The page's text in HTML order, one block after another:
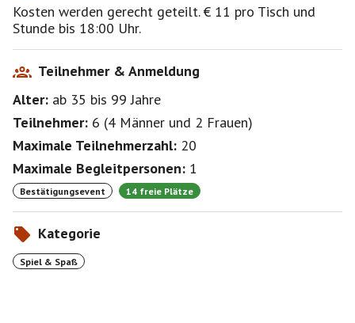
Kosten werden gerecht geteilt. € 11 pro Tisch und
Stunde bis 18:00 Uhr.
Teilnehmer & Anmeldung
Alter: ab 35 bis 99Jahre
Teilnehmer: 6 (4 Männer und 2 Frauen)
Maximale Teilnehmerzahl: 20
Maximale Begleitpersonen: 1
Bestätigungsevent 14 freie Plätze
Kategorie
Spiel & Spaß